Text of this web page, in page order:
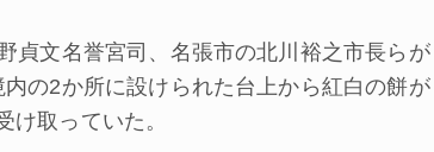
文名誉宮司、名張市の北川裕之市長らが
の2か所に設けられた台上から紅白の餅が
け取っていた。